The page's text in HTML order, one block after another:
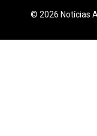
© 2026 Notícias